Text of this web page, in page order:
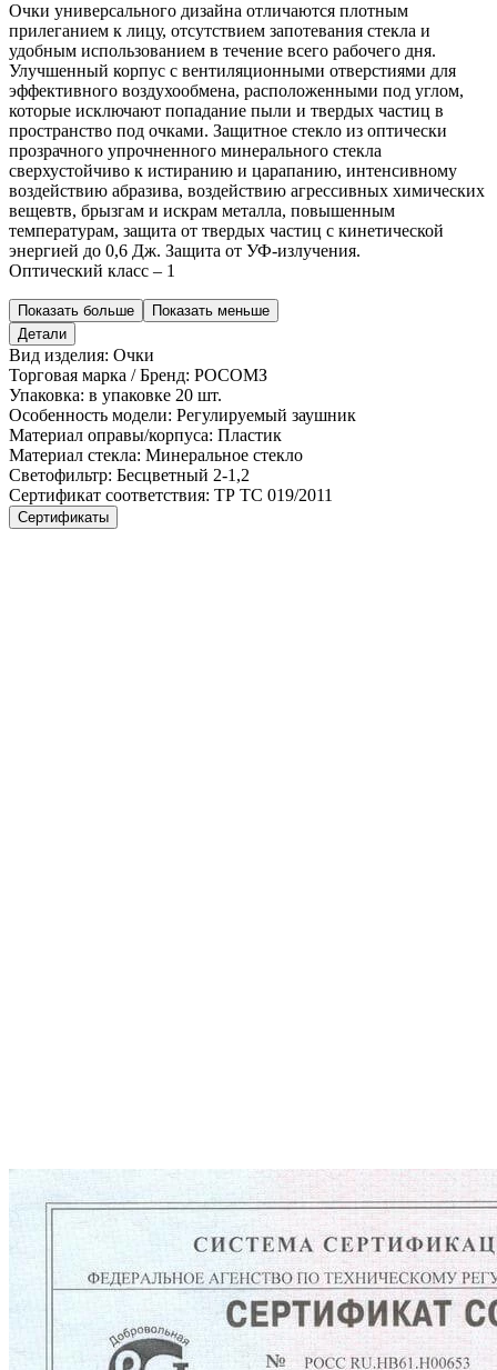
Очки универсального дизайна отличаются плотным
прилеганием к лицу, отсутствием запотевания стекла и
удобным использованием в течение всего рабочего дня.
Улучшенный корпус с вентиляционными отверстиями для
эффективного воздухообмена, расположенными под углом,
которые исключают попадание пыли и твердых частиц в
пространство под очками. Защитное стекло из оптически
прозрачного упрочненного минерального стекла
сверхустойчиво к истиранию и царапанию, интенсивному
воздействию абразива, воздействию агрессивных химических
вещевтв, брызгам и искрам металла, повышенным
температурам, защита от твердых частиц с кинетической
энергией до 0,6 Дж. Защита от УФ-излучения.
Оптический класс – 1
Показать больше
Показать меньше
Детали
Вид изделия: Очки
Торговая марка / Бренд: РОСОМЗ
Упаковка: в упаковке 20 шт.
Особенность модели: Регулируемый заушник
Материал оправы/корпуса: Пластик
Материал стекла: Минеральное стекло
Светофильтр: Бесцветный 2-1,2
Сертификат соответствия: ТР ТС 019/2011
Сертификаты